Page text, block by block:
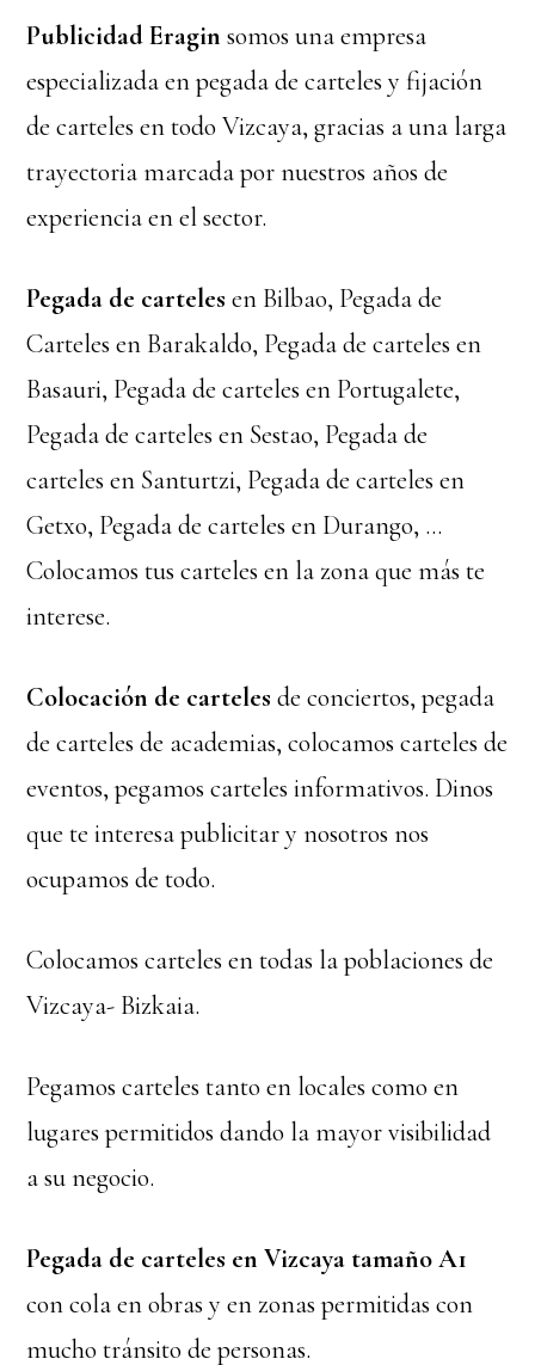
Publicidad Eragin somos una empresa
especializada en pegada de carteles y fijación
de carteles en todo Vizcaya, gracias a una larga
trayectoria marcada por nuestros años de
experiencia en el sector.
Pegada de carteles en Bilbao, Pegada de
Carteles en Barakaldo, Pegada de carteles en
Basauri, Pegada de carteles en Portugalete,
Pegada de carteles en Sestao, Pegada de
carteles en Santurtzi, Pegada de carteles en
Getxo, Pegada de carteles en Durango, …
Colocamos tus carteles en la zona que más te
interese.
Colocación de carteles de conciertos, pegada
de carteles de academias, colocamos carteles de
eventos, pegamos carteles informativos. Dinos
que te interesa publicitar y nosotros nos
ocupamos de todo.
Colocamos carteles en todas la poblaciones de
Vizcaya- Bizkaia.
Pegamos carteles tanto en locales como en
lugares permitidos dando la mayor visibilidad
a su negocio.
Pegada de carteles en Vizcaya tamaño A1
con cola en obras y en zonas permitidas con
mucho tránsito de personas.